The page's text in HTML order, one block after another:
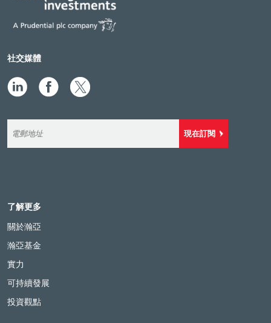
社交媒體
現在訂閱
了解更多
關於瀚亞
瀚亞基金
實力
可持續發展
投資觀點